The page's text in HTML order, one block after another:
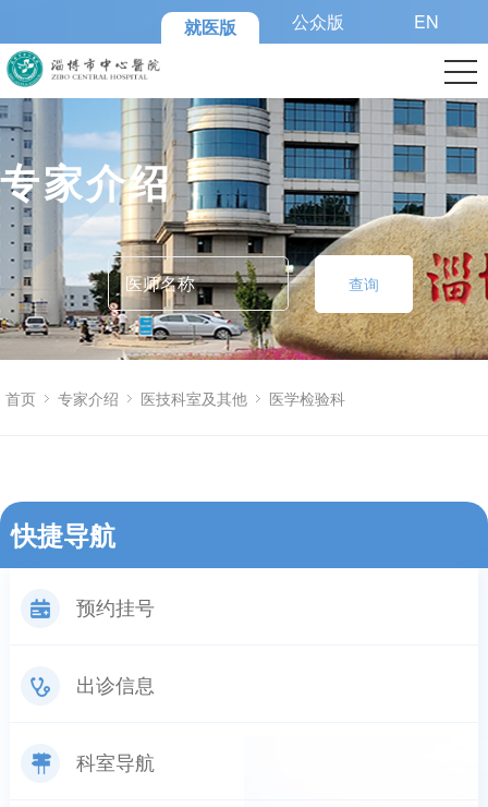
就医版 公众版 EN
专家介绍
查询
首页 专家介绍 医技科室及其他 医学检验科
快捷导航
预约挂号
出诊信息
科室导航